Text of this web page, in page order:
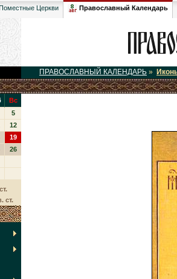
Поместные Церкви Православный Календарь
ПРАВОСЛАВНЫЙ КАЛЕНДАРЬ »
Вс
5
12
19
26
ст.